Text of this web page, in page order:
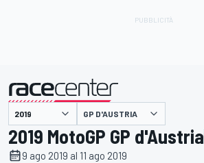
presentato da GP D'AUSTRIA
2019 MotoGP GP d'Austria
9 ago 2019 al 11 ago 2019